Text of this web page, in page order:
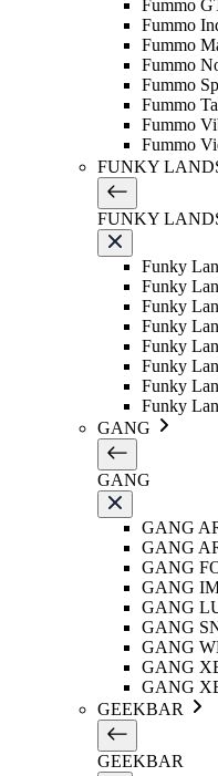
Fummo
Fummo
Fummo
Fummo
Fummo
Fummo
Fummo
Fummo
FUNKY
FUNKY
Funky
Funky
Funky
Funky
Funky
Funky
Funky
Funky
GANG
GANG
GANG
GANG
GANG
GANG
GANG
GANG
GANG
GANG
GANG
GEEKBAR
GEEKBAR